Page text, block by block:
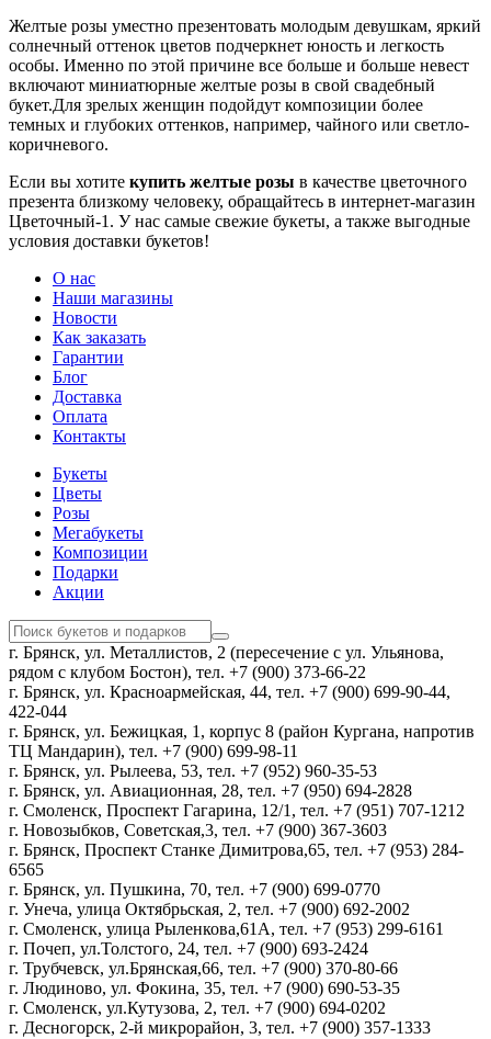
Желтые розы уместно презентовать молодым девушкам, яркий
солнечный оттенок цветов подчеркнет юность и легкость
особы. Именно по этой причине все больше и больше невест
включают миниатюрные желтые розы в свой свадебный
букет.Для зрелых женщин подойдут композиции более
темных и глубоких оттенков, например, чайного или светло-
коричневого.
Если вы хотите купить желтые розы в качестве цветочного
презента близкому человеку, обращайтесь в интернет-магазин
Цветочный-1. У нас самые свежие букеты, а также выгодные
условия доставки букетов!
О нас
Наши магазины
Новости
Как заказать
Гарантии
Блог
Доставка
Оплата
Контакты
Букеты
Цветы
Розы
Мегабукеты
Композиции
Подарки
Акции
г. Брянск, ул. Металлистов, 2 (пересечение с ул. Ульянова,
рядом с клубом Бостон), тел. +7 (900) 373-66-22
г. Брянск, ул. Красноармейская, 44, тел. +7 (900) 699-90-44,
422-044
г. Брянск, ул. Бежицкая, 1, корпус 8 (район Кургана, напротив
ТЦ Мандарин), тел. +7 (900) 699-98-11
г. Брянск, ул. Рылеева, 53, тел. +7 (952) 960-35-53
г. Брянск, ул. Авиационная, 28, тел. +7 (950) 694-2828
г. Смоленск, Проспект Гагарина, 12/1, тел. +7 (951) 707-1212
г. Новозыбков, Советская,3, тел. +7 (900) 367-3603
г. Брянск, Проспект Станке Димитрова,65, тел. +7 (953) 284-
6565
г. Брянск, ул. Пушкина, 70, тел. +7 (900) 699-0770
г. Унеча, улица Октябрьская, 2, тел. +7 (900) 692-2002
г. Смоленск, улица Рыленкова,61А, тел. +7 (953) 299-6161
г. Почеп, ул.Толстого, 24, тел. +7 (900) 693-2424
г. Трубчевск, ул.Брянская,66, тел. +7 (900) 370-80-66
г. Людиново, ул. Фокина, 35, тел. +7 (900) 690-53-35
г. Смоленск, ул.Кутузова, 2, тел. +7 (900) 694-0202
г. Десногорск, 2-й микрорайон, 3, тел. +7 (900) 357-1333